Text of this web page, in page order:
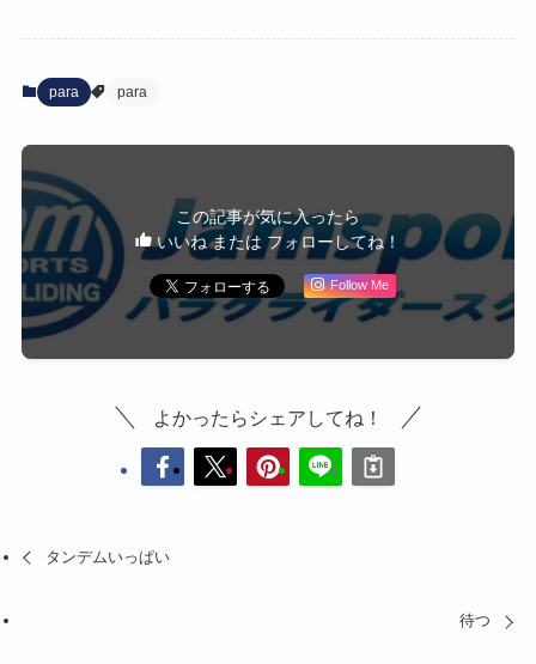
para para
この記事が気に入ったら
いいね または フォローしてね！
Follow Me
よかったらシェアしてね！
タンデムいっぱい
待つ